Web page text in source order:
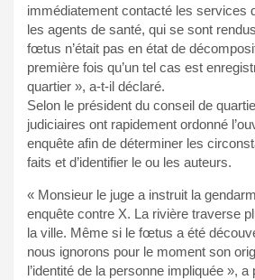
immédiatement contacté les services
les agents de santé, qui se sont
fœtus n’était pas en état de
première fois qu’un tel cas est
quartier », a-t-il déclaré.
Selon le président du conseil de
judiciaires ont rapidement ordonné
enquête afin de déterminer les
faits et d’identifier le ou les auteurs.
« Monsieur le juge a instruit la
enquête contre X. La rivière traverse
la ville. Même si le fœtus a été
nous ignorons pour le moment son
l’identité de la personne impliquée »,